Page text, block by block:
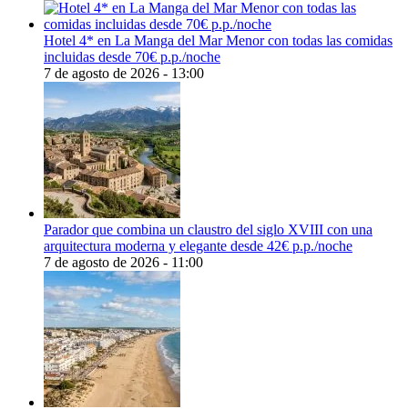
Hotel 4* en La Manga del Mar Menor con todas las comidas
incluidas desde 70€ p.p./noche
7 de agosto de 2026 - 13:00
Parador que combina un claustro del siglo XVIII con una
arquitectura moderna y elegante desde 42€ p.p./noche
7 de agosto de 2026 - 11:00